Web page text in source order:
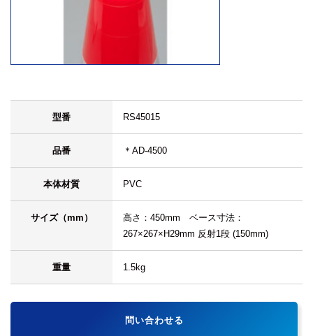
型番 RS45015
品番 ＊AD-4500
本体材質 PVC
サイズ（mm）
高さ：450mm ベース寸法：
267×267×H29mm 反射1段 (150mm)
重量 1.5kg
問い合わせる